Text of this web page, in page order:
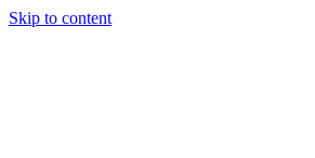
Skip to content